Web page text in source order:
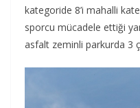
kategoride 8’i mahalli
sporcu mücadele ettiği
asfalt zeminli parkurda 3